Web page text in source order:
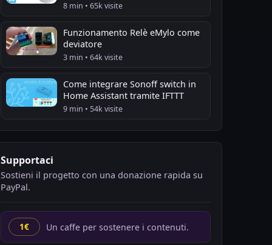
8 min • 65k visite
Funzionamento Relè eMylo come
deviatore
3 min • 64k visite
Come integrare Sonoff switch in
Home Assistant tramite IFTTT
9 min • 54k visite
Supportaci
Sostieni il progetto con una donazione rapida su
PayPal.
1€ Un caffe per sostenere i contenuti.